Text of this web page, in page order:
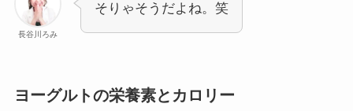
長谷川ろみ
そりゃそうだよね。笑
ヨーグルトの栄養素とカロリー